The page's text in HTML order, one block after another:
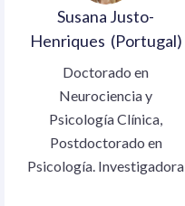
Susana Justo-
Henriques (Portugal)
Doctorado en
Neurociencia y
Psicología Clínica,
Postdoctorado en
Psicología. Investigadora